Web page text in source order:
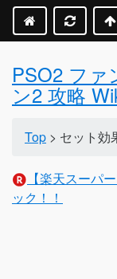
PSO2 ファ
ン2 攻略
Top > セット効
【楽天スーパ
ック！！